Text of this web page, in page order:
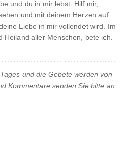
und du in mir lebst. Hilf mir,
und mit deinem Herzen auf
Liebe in mir vollendet wird. Im
aller Menschen, bete ich.
und die Gebete werden von
Kommentare senden Sie bitte an